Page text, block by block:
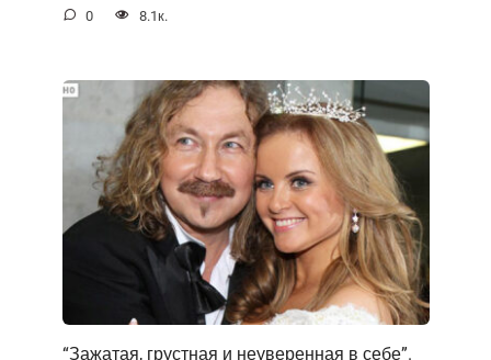
0 8.1к.
“Зажатая, грустная и неуверенная в себе”.